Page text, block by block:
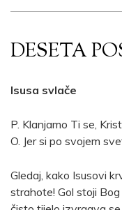
DESETA
Isusa svlače
P. Klanjamo Ti se,
O. Jer si po svojem
Gledaj, kako Isusovi
strahote! Gol stoji